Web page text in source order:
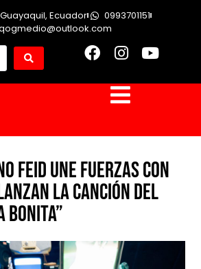
Ecuador
0993701151
Feid une fuerzas con
la canción del
Bonita”